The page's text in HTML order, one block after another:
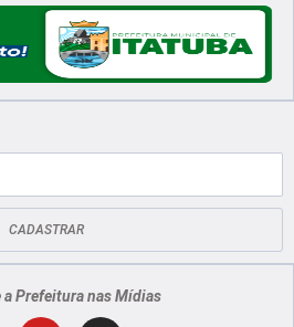
CADASTRAR
a Prefeitura nas Mídias